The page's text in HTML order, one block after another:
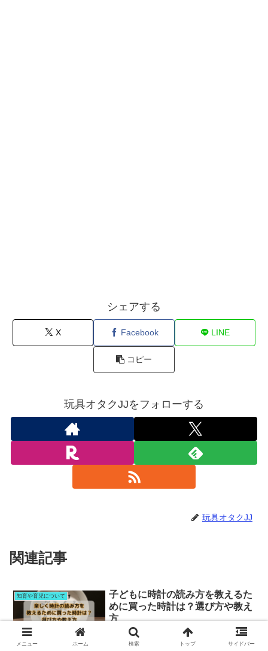
シェアする
X Facebook LINE
コピー
玩具オタクJJをフォローする
玩具オタクJJ
関連記事
知育や育児について
子どもに時計の読み方を教えるた
めに買った時計は？選び方や教え
方
この記事では、『楽しく時計の読み方を
教えるために買った時計』の選び方や２
メニュー ホーム 検索 トップ サイドバー